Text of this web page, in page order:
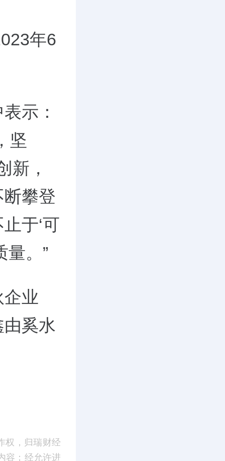
年6
示：
坚
新，
攀登
于‘可
量。”
业
奚水
权，归瑞财经
容；经允许进